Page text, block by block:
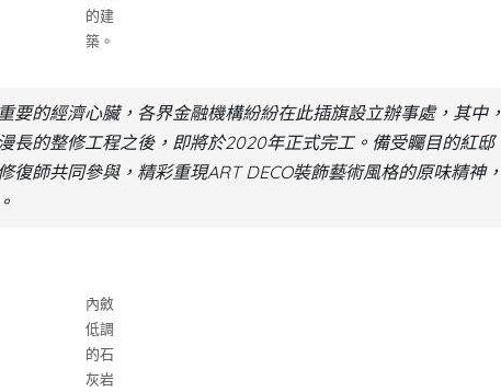
的建
築。
要的經濟心臟，各界金融機構紛紛在此插旗設立辦事處，其中，
長的整修工程之後，即將於2020年正式完工。備受矚目的紅邸
復師共同參與，精彩重現ART DECO裝飾藝術風格的原味精神，
內斂
低調
的石
灰岩